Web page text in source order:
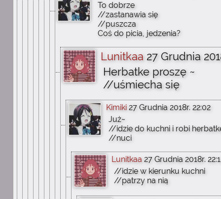
To dobrze
//zastanawia się
//puszcza
Coś do picia, jedzenia?
Lunitkaa 27 Grudnia
Herbatke proszę ~
//uśmiecha się
Kimiki 27 Grudnia 2018r. 22:02
Już~
//idzie do kuchni i robi
//nuci
Lunitkaa 27 Grudnia 2018r.
//idzie w kierunku kuchni
//patrzy na nią